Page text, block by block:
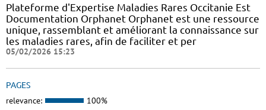
Plateforme d'Expertise Maladies Rares Occitanie Est
Documentation Orphanet Orphanet est une ressource
unique, rassemblant et améliorant la connaissance sur
les maladies rares, afin de faciliter et per
05/02/2026 15:23
PAGES
relevance: 100%